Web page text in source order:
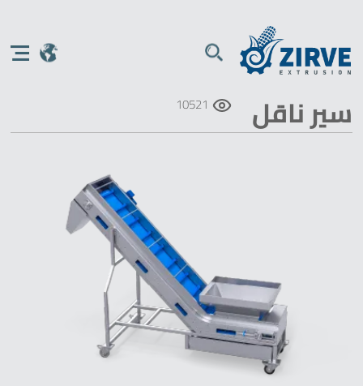
سير ناقل 10521